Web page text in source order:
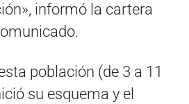
informó la cartera
población (de 3 a 11
su esquema y el